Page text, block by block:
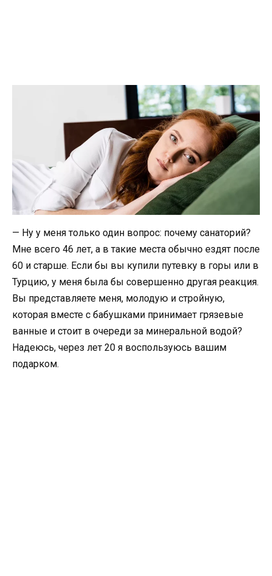
— Ну у меня только один вопрос: почему санаторий?
Мне всего 46 лет, а в такие места обычно ездят после
60 и старше. Если бы вы купили путевку в горы или в
Турцию, у меня была бы совершенно другая реакция.
Вы представляете меня, молодую и стройную,
которая вместе с бабушками принимает грязевые
ванные и стоит в очереди за минеральной водой?
Надеюсь, через лет 20 я воспользуюсь вашим
подарком.